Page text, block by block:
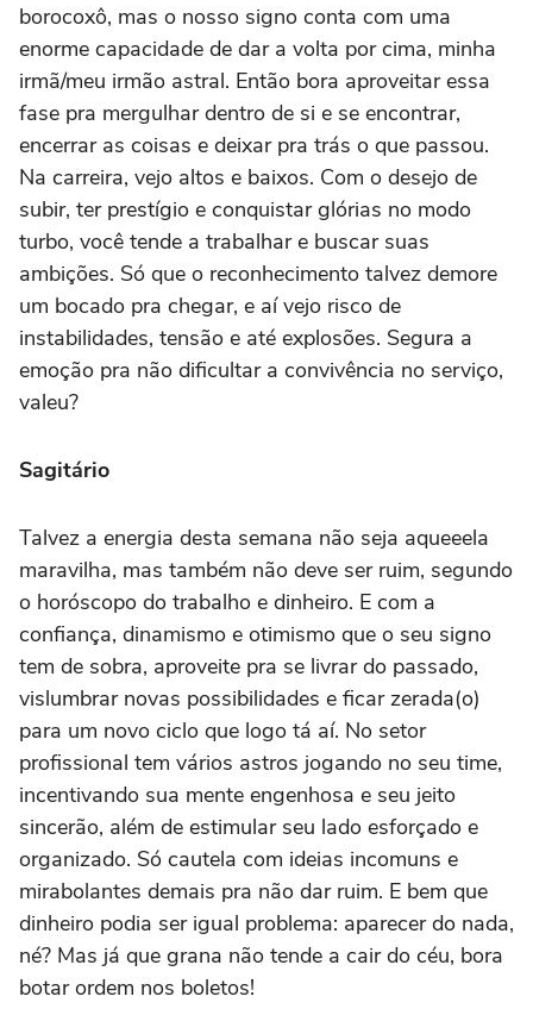
borocoxô, mas o nosso signo conta com uma
enorme capacidade de dar a volta por cima, minha
irmã/meu irmão astral. Então bora aproveitar essa
fase pra mergulhar dentro de si e se encontrar,
encerrar as coisas e deixar pra trás o que passou.
Na carreira, vejo altos e baixos. Com o desejo de
subir, ter prestígio e conquistar glórias no modo
turbo, você tende a trabalhar e buscar suas
ambições. Só que o reconhecimento talvez demore
um bocado pra chegar, e aí vejo risco de
instabilidades, tensão e até explosões. Segura a
emoção pra não dificultar a convivência no serviço,
valeu?
Sagitário
Talvez a energia desta semana não seja aqueeela
maravilha, mas também não deve ser ruim, segundo
o horóscopo do trabalho e dinheiro. E com a
confiança, dinamismo e otimismo que o seu signo
tem de sobra, aproveite pra se livrar do passado,
vislumbrar novas possibilidades e ficar zerada(o)
para um novo ciclo que logo tá aí. No setor
profissional tem vários astros jogando no seu time,
incentivando sua mente engenhosa e seu jeito
sincerão, além de estimular seu lado esforçado e
organizado. Só cautela com ideias incomuns e
mirabolantes demais pra não dar ruim. E bem que
dinheiro podia ser igual problema: aparecer do nada,
né? Mas já que grana não tende a cair do céu, bora
botar ordem nos boletos!